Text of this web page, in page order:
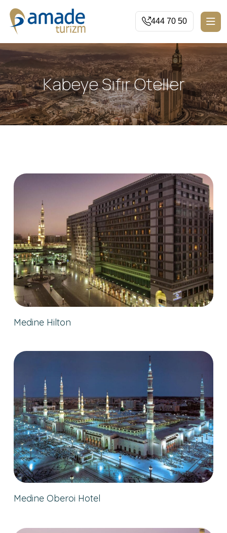
Kabeye Sıfır Oteller
Medine Hilton
Medine Oberoi Hotel
444 70 50